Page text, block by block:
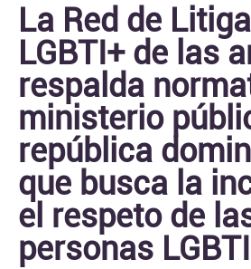
La Red de
LGBTI+ de las
respalda
ministerio
república
que busca la
el respeto de
personas LGBTI